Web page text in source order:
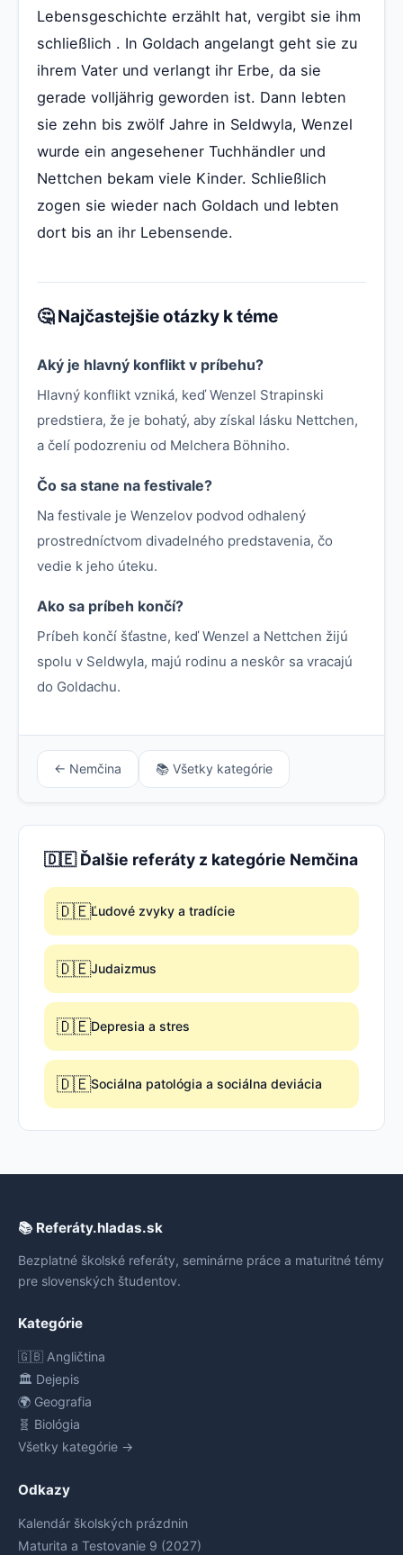
Lebensgeschichte erzählt hat, vergibt sie ihm
schließlich . In Goldach angelangt geht sie zu
ihrem Vater und verlangt ihr Erbe, da sie
gerade volljährig geworden ist. Dann lebten
sie zehn bis zwölf Jahre in Seldwyla, Wenzel
wurde ein angesehener Tuchhändler und
Nettchen bekam viele Kinder. Schließlich
zogen sie wieder nach Goldach und lebten
dort bis an ihr Lebensende.
🤔 Najčastejšie otázky k téme
Aký je hlavný konflikt v príbehu?
Hlavný konflikt vzniká, keď Wenzel Strapinski
predstiera, že je bohatý, aby získal lásku Nettchen,
a čelí podozreniu od Melchera Böhniho.
Čo sa stane na festivale?
Na festivale je Wenzelov podvod odhalený
prostredníctvom divadelného predstavenia, čo
vedie k jeho úteku.
Ako sa príbeh končí?
Príbeh končí šťastne, keď Wenzel a Nettchen žijú
spolu v Seldwyla, majú rodinu a neskôr sa vracajú
do Goldachu.
← Nemčina 📚 Všetky kategórie
🇩🇪 Ďalšie referáty z kategórie Nemčina
🇩🇪Ľudové zvyky a tradície
🇩🇪Judaizmus
🇩🇪Depresia a stres
🇩🇪Sociálna patológia a sociálna deviácia
📚 Referáty.hladas.sk
Bezplatné školské referáty, seminárne práce a maturitné témy
pre slovenských študentov.
Kategórie
🇬🇧 Angličtina
🏛️ Dejepis
🌍 Geografia
🧬 Biológia
Všetky kategórie →
Odkazy
Kalendár školských prázdnin
Maturita a Testovanie 9 (2027)